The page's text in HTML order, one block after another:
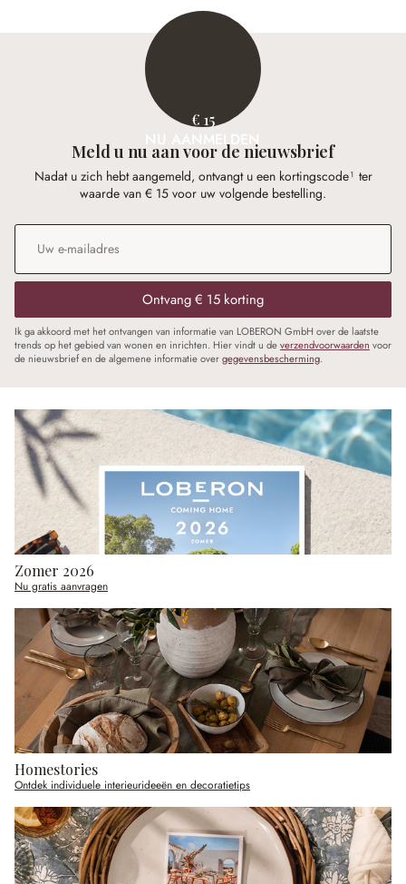
€ 15
NU AANMELDEN
Meld u nu aan voor de nieuwsbrief
Nadat u zich hebt aangemeld, ontvangt u een kortingscode¹ ter
waarde van € 15 voor uw volgende bestelling.
E-mailadres
Ontvang € 15 korting
Ik ga akkoord met het ontvangen van informatie van LOBERON GmbH over de laatste
trends op het gebied van wonen en inrichten. Hier vindt u deverzendvoorwaarden voor
de nieuwsbrief en de algemene informatie overgegevensbescherming.
Zomer 2026
Nu gratis aanvragen
Homestories
Ontdek individuele interieurideeën en decoratietips